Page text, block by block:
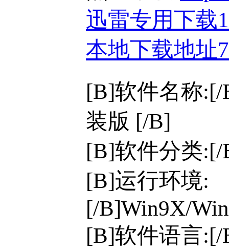
迅雷专用下载
本地下载地址
[B]软件名称:[/
装版 [/B]
[B]软件分类
[B]运行环境:
[/B]Win9X/
[B]软件语言